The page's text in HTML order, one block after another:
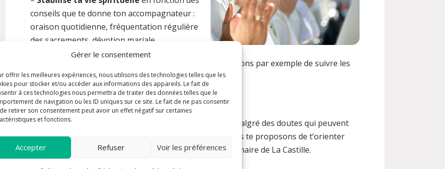
Gérer le consentement
offrir les meilleures expériences, nous utilisons des technologies telles que les
pour stocker et/ou accéder aux informations des appareils. Le fait de
à ces technologies nous permettra de traiter des données telles que le
de navigation ou les ID uniques sur ce site. Le fait de ne pas consentir
retirer son consentement peut avoir un effet négatif sur certaines
et fonctions.
Accepter Refuser Voir les préférences
conseils que te donne ton accompagnateur :
oraison quotidienne, fréquentation régulière
des sacrements, dévotion mariale…
guidée. Nous te proposons par exemple de suivre les
Exercices de saint Ignace.
Une année de… quoi ? Propeu…
Non, une année de propédeutique ! Si l’appel persiste, malgré des doutes qui peuvent
durer encore quelques années, même au séminaire, nous te proposons de t’orienter
paisiblement vers une année de propédeutique, au séminaire de La Castille.